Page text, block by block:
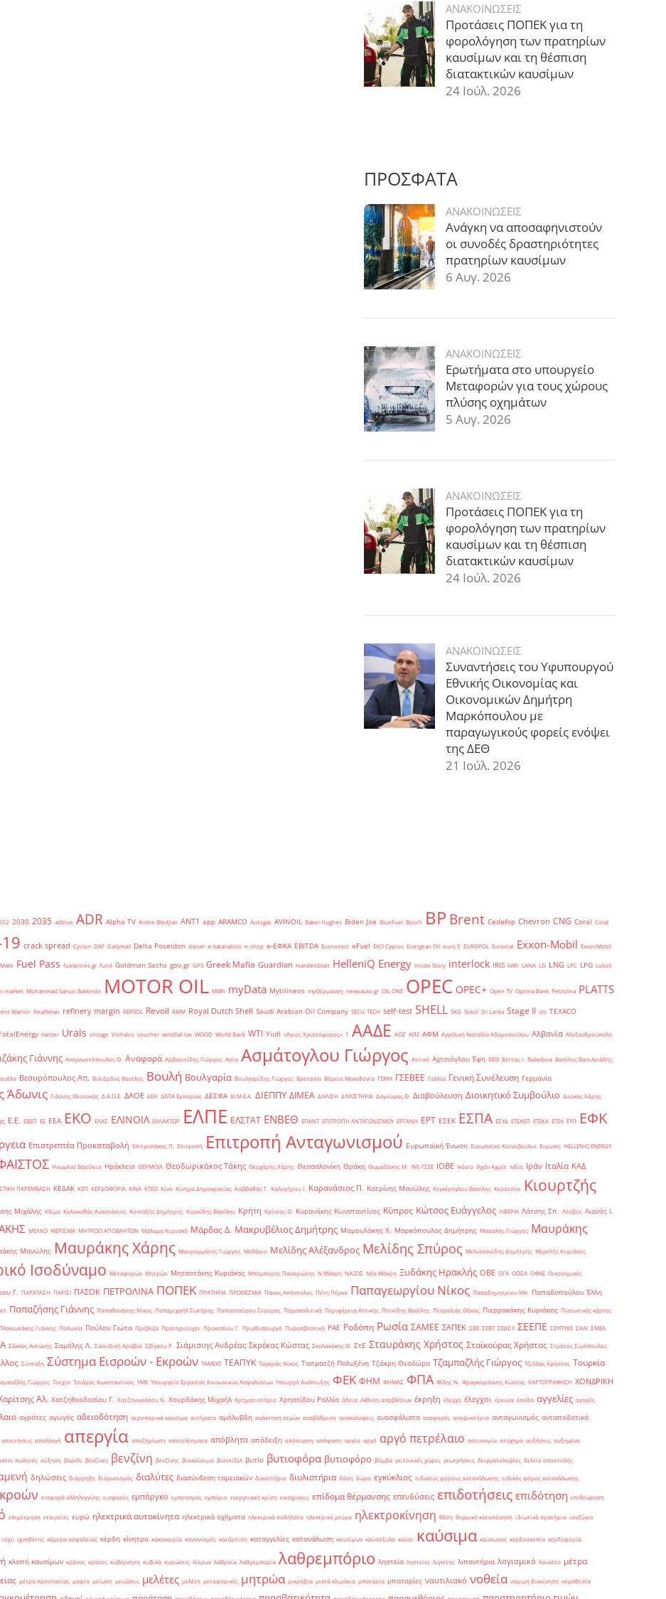
ΑΝΑΚΟΙΝΩΣΕΙΣ
Προτάσεις ΠΟΠΕΚ για τη
φορολόγηση των πρατηρίων
καυσίμων και τη θέσπιση
διατακτικών καυσίμων
24 Ιούλ. 2026
ΠΡΟΣΦΑΤΑ
ΑΝΑΚΟΙΝΩΣΕΙΣ
Ανάγκη να αποσαφηνιστούν
οι συνοδές δραστηριότητες
πρατηρίων καυσίμων
6 Αυγ. 2026
ΑΝΑΚΟΙΝΩΣΕΙΣ
Ερωτήματα στο υπουργείο
Μεταφορών για τους χώρους
πλύσης οχημάτων
5 Αυγ. 2026
ΑΝΑΚΟΙΝΩΣΕΙΣ
Προτάσεις ΠΟΠΕΚ για τη
φορολόγηση των πρατηρίων
καυσίμων και τη θέσπιση
διατακτικών καυσίμων
24 Ιούλ. 2026
ΑΝΑΚΟΙΝΩΣΕΙΣ
Συναντήσεις του Υφυπουργού
Εθνικής Οικονομίας και
Οικονομικών Δημήτρη
Μαρκόπουλου με
παραγωγικούς φορείς ενόψει
της ΔΕΘ
21 Ιούλ. 2026
2030 2035 adblue ADR Alpha TV Andre Bledjian ANT1 app ARAMCO Autogas AVINOIL Baker Hughes Biden Joe BlueFuel Bosch BPBrent Cedefop Chevron CNG Coral Coral
crack spread Cyclon DAF Dailymail Delta Poseidon diesel e-katanalotis e-shop e-ΕΦΚΑ EBITDA Economist eFuel EKO Cyprus Energean Oil euro 5 EUROPOL Eurostat Exxon-Mobil ExxonMobil
Fuel Pass fuelprices.gr fund Goldman Sachs gov.gr GPS Greek Mafia Guardian Handelsblatt HelleniQ Energy Inside Story interlock IRIS kWh LANA LG LNG LPC LPG Lukoil
market Mohammad Sanusi Barkindo MOTOR OIL MWh myData Mytilineos myΘέρμανση newsauto.gr OIL ONE OPEC OPEC+ Open TV Optima Bank Petrolina PLATTS
Warrior RealNews refinery margin REPSOL Revoil RMM Royal Dutch Shell Saudi Arabian Oil Company SECU-TECH self-test SHELL SKG Sokol Sri Lanka Stage II sts TEXACO
twitter Urals vintage Viohalco voucher windfall tax WOOD World Bank WTI Yiufi «Άγιος Χριστόφορος» ΄1 ΑΑΔΕ ΑΟΖ ΑΠΕ ΑΦΜ Αγγελική Ναταλία Αδαμοπούλου Αλβανία Αλεξανδρούπολη
Γιάννης Αναγνωστόπουλος Θ. Αναφορά Αρβανιτίδης Γιώργος Ασία Ασμάτογλου Γιώργος Αττική Αχτσιόγλου Έφη ΒΕΘ Βέττας Ι. Βαλκάνια Βασίλης Βασιλειάδης
Βεσυρόπουλος Απ. Βιλιάρδος Βασίλης Βουλή Βουλγαρία Βουλγαρίδης Γιώργος Βρετανία Βόρεια Μακεδονία ΓΕΜΗ ΓΣΕΒΕΕ Γαλλία Γενική Συνέλευση Γερμανία
Άδωνις Γιάννης Θεοτοκάς Δ.Α.Ο.Ε. ΔΑΟΕ ΔΕΗ ΔΕΠΑ Εμπορίας ΔΕΣΦΑ ΔΙ.Μ.Ε.Α. ΔΙΕΠΠΥ ΔΙΜΕΑ ΔΙΥΛΙΣΗ ΔΙΥΛΙΣΤΗΡΙΑ Δαγούμας Θ. Διαβούλευση Διοικητικό Συμβούλιο Δούκας Χάρης
Ε.Ε. ΕΒΕΠ ΕΕ ΕΕΑ ΕΚΟ ΕΛΑΣ ΕΛΙΝΟΙΛ ΕΛΛΑΚΤΩΡ ΕΛΠΕ ΕΛΣΤΑΤ ΕΝΒΕΘ ΕΠΑΝΤ ΕΠΙΤΡΟΠΗ ΑΝΤΑΓΩΝΙΣΜΟΥ ΕΡΓΑΝΗ ΕΡΤ ΕΣΕΚ ΕΣΠΑ ΕΣΥΔ ΕΤΕΑΕΠ ΕΤΕΚΑ ΕΤΕπ ΕΥΠ ΕΦΚ
Επιστρεπτέα Προκαταβολή Επιτροπάκης Π. Επιτροπή Επιτροπή Ανταγωνισμού Ευρωπαϊκή Ένωση Ευρωπαϊκό Κοινοβούλιο Ευρώπη ΗELLENiQ ENERGY
Ηνωμένο Βασίλειο Ηράκλειο ΘΕΡΜΟΙΛ Θεοδωρικάκος Τάκης Θεοχάρης Χάρης Θεσσαλονίκη Θράκη Θωμαδάκης Μ. ΙΝΕ-ΓΣΕΕ ΙΟΒΕ Ικόνιο Ιλχάν Αχμέτ Ινδία Ιράν Ιταλία ΚΑΔ
ΠΑΡΕΜΒΑΣΗ ΚΕΔΑΚ ΚΕΠ ΚΕΡΔΟΦΟΡΙΑ ΚΙΝΑ ΚΤΕΟ Κίνα Κίνημα Δημοκρατίας Καββαθάς Γ. Καλογήρου Ι. Καρανάσιος Π. Κατρίνης Μανώλης Κεγκέρογλου Βασίλης Κερατσίνι
Κιουρτζής
Μιχάλης Κλίμα Κολοκυθάς Αναστάσιος Κονταξής Δημήτρης Κορκίδης Βασίλης Κρήτη Κρίντας Θ. Κυρανάκης Κωνσταντίνος Κύπρος Κώτσος Ευάγγελος ΛΙΒΕΡΙΑ Λάτσης Σπ. Λέσβος Λιανός Ι.
ΜΕΛΚΟ ΜΕΡΙΣΜΑ ΜΗΤΡΩΟ ΑΠΟΒΛΗΤΩΝ Μάλαμα Κυριακή Μάρδας Δ. Μακρυβέλιος Δημήτρης Μαμουλάκης Χ. Μαρκόπουλος Δημήτρης Μασαλής Γιώργος Μαυράκης
Μανώλης Μαυράκης Χάρης Μαυρομμάτης Γιώργος Μεθάνιο Μελίδης Αλέξανδρος Μελίδης Σπύρος Μελισσανίδης Δημήτρης Μερελής Κυριάκος
Ισοδύναμο Μεταφορών Μητρώο Μητσοτάκης Κυριάκος Μπόμπορης Παναγιώτης Ν.Μάκρη ΝΑΞΟΣ Νέα Μάκρη Ξυδάκης Ηρακλής ΟΒΕ ΟΓΑ ΟΟΣΑ ΟΦΑΕ Οικονομικός
Γ. ΠΑΡΑΤΑΣΗ ΠΑΡΙΣΙ ΠΑΣΟΚ ΠΕΤΡΟΛΙΝΑ ΠΟΠΕΚ ΠΡΑΤΗΡΙΑ ΠΡΟΘΕΣΜΙΑ Πάνας Απόστολος Πέτη Πέρκα Παπαγεωργίου Νίκος Παπαδημητρίου Μπ. Παπαδοπούλου Έλλη
Παπαζήσης Γιάννης Παπαθανάσης Νίκος Παπαμιχαήλ Σωτήρης Παπασταύρου Σταύρος Παραπολιτικά Περιφέρεια Αττικής Πετκίδης Βασίλης Πετραλιάς Θάνος Πιερρακάκης Κυριάκος Πιστωτικές κάρτες
Γιάννης Πολωνία Πούλου Γιώτα Πρέβεζα Πρατηριούχοι Προκοπίου Γ. Πρωθυπουργό Πυροσβεστική ΡΑΕ Ροδόπη Ρωσία ΣΑΜΕΕ ΣΑΠΕΚ ΣΕΒ ΣΕΒΤ ΣΕΔΕ ΙΙ ΣΕΕΠΕ ΣΕΥΠΥΚΕ ΣΚΑΙ ΣΜΕΑ
Σάκκος Αντώνης Σαμόλης Λ. Σαουδική Αραβία Σβίγκου Ρ. Σιάμισιης Ανδρέας Σκρέκας Κώστας Σκυλακάκης Θ. ΣτΕ Σταυράκης Χρήστος Σταϊκούρας Χρήστος Στράτος Σιμόπουλος
Σύνταξη Σύστημα Εισροών - Εκροών ΤΑΜΕΙΟ ΤΕΑΠΥΚ Ταγαράς Νίκος Ταπρατζή Πολυξένη Τζάκρη Θεοδώρα Τζαμπαζλής Γιώργος Τζιόλας Χρήστος Τουρκία
Γιώργος Τσεχία Τσιάρας Κωνσταντίνος ΥΜΕ Υπουργείο Εργασίας Κοινωνικών Ασφαλίσεων Υπουργό Ανάπτυξης ΦΕΚ ΦΗΜ ΦΗΜΑΣ ΦΠΑ Φίλης Ν. Φραγκογιάννης Κώστας ΧΑΡΤΟΓΡΑΦΗΣΗ ΧΟΝΔΡΙΚΗ
Αλ. Χατζηθεοδοσίου Γ. Χατζηνικολάου Ν. Χουρδάκης Μιχαήλ Χρηματιστήριο Χρηστίδου Ραλλία άδεια έκθεση αποβλήτων έκρηξη έλεγχο έλεγχοι έρευνα έσοδα αγγελίες αγορές
αγρότες αγωγός αδειοδότηση αεροπορικά καύσιμα αιτήματα αμόλυβδη ανάκτηση ατμών αναβάθμιση ανακαλύψεις ανασφάλιστα αναφορές αναψυκτήρια ανταγωνισμός ανταποδοτικά
απαιτήσεις απαλλαγή απεργία αποζημίωση αποτελέσματα απόβλητα απόδειξη απόσυρση απόφαση αργία αργό αργό πετρέλαιο αστυνομία ατύχημα αυξήσεις αυξημένα
πωλητές αύξηση βαρέλι βενζίνες βενζίνη βενζίνης βιοκαύσιμα βιοντίζελ βυτίο βυτιοφόρα βυτιοφόρο βόμβα γειτονικές χώρες γεωτρήσεις δειγματοληψίες δελτίο αποστολής
δηλώσεις διάρρηξη διαγωνισμός διαλύτες διασύνδεση ταμειακών δικαστήριο διυλιστήρια δόση δώρα εγκύκλιος ειδικούς φόρους κατανάλωσης ειδικός φόρος κατανάλωσης
εισφορά αλληλεγγύης εισφορές εμπάργκο εμπρησμός εμπόριο ενεργειακή κρίση ενισχύσεις επίδομα θέρμανσης επενδύσεις επιδοτήσεις επιδότηση επιθεώρηση
επιμέτρηση εταιρείες ευρώ ηλεκτρικά αυτοκίνητα ηλεκτρικά οχήματα ηλεκτρικά ποδήλατα ηλεκτρικό ρεύμα ηλεκτροκίνηση θέση θερμική καταπόνηση ιδιωτικά πρατήρια ισοζύγιο
ισχύ ιχνηθέτης κάμερα ασφαλείας κέρδη κίνητρα κακοκαιρία κανονισμός κατάρτιση καταγγελίες κατανάλωση καυσίμων καυσόξυλα καύσι καύσιμα καύσωνας κερδοσκοπία κερδοφορία
κλοπή καυσίμων κράνος κράτος κυβέρνηση κυβικά κυρώσεις λίτρων λαθραία λαθρεμπορία λαθρεμπόριο ληστεία ληστείες λιγνίτης λιπαντήρια λογισμικό λουκέτο μέτρα
μέτρα προστασίας μαφία μείωση μειώσεις μελέτες μελέτη μεταφορικές μητρώα μικρόβια μικτά κλιμάκια μπαταρία μπαταρίες ναυτιλιακό νοθεία νομιμη διακίνηση νομοθεσία